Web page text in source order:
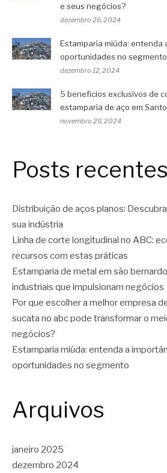
e seus negócios?
dezembro 26, 2024
Estamparia miúda: entenda
oportunidades no segmento
dezembro 12, 2024
5 benefícios exclusivos de
estamparia de aço em
novembro 28, 2024
Posts recentes
Distribuição de aços planos:
sua indústria
Linha de corte longitudinal no ABC:
recursos com estas práticas
Estamparia de metal em são
industriais que impulsionam negócios
Por que escolher a melhor empresa
sucata no abc pode transformar o
negócios?
Estamparia miúda: entenda a
oportunidades no segmento
Arquivos
janeiro 2025
dezembro 2024